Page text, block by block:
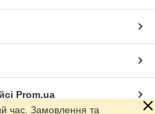
Prom.ua
час. Замовлення та